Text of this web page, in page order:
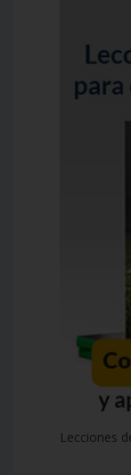
Lecciones